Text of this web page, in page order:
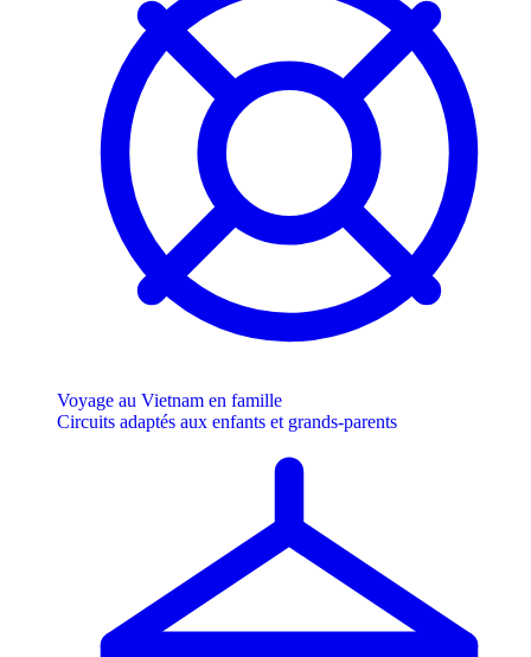
Voyage au Vietnam en famille
Circuits adaptés aux enfants et grands-parents